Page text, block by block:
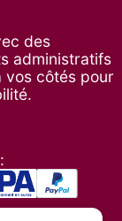
des
administratifs
vos côtés pour